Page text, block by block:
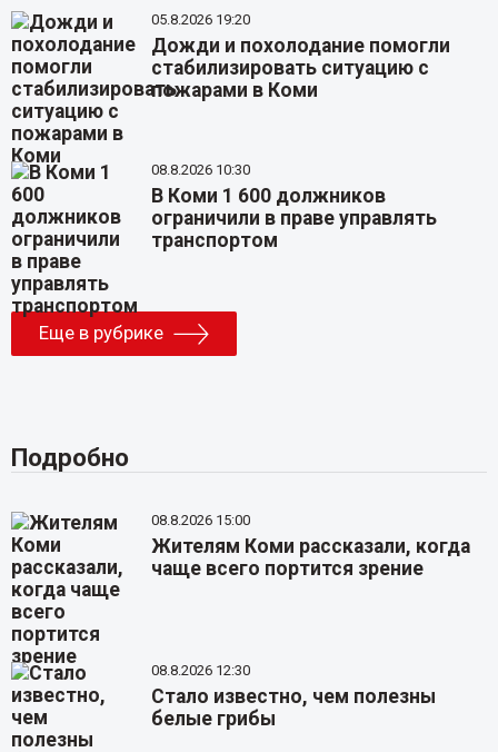
05.8.2026 19:20
Дожди и похолодание помогли
стабилизировать ситуацию с
пожарами в Коми
08.8.2026 10:30
В Коми 1 600 должников
ограничили в праве управлять
транспортом
Еще в рубрике
Подробно
08.8.2026 15:00
Жителям Коми рассказали, когда
чаще всего портится зрение
08.8.2026 12:30
Стало известно, чем полезны
белые грибы